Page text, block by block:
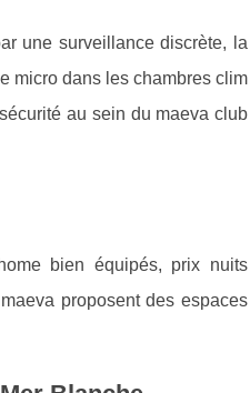
une surveillance discrète, la
micro dans les chambres clim
au sein du maeva club
bien équipés, prix nuits
proposent des espaces